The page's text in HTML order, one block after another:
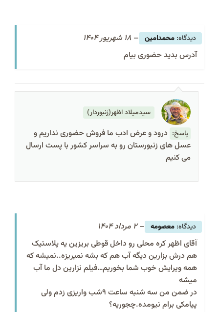
محمدامین – 18 شهریور 1404
آدرس بدید حضوری بیام
سیدمیلاد اظهر(زنبوردار)
پاسخ: درود و عرض ادب ما فروش حضوری نداریم و
عسل های زنبورستان رو به سراسر کشور با پست ارسال
می کنیم
معصومه – 2 مرداد 1404
آقای اظهر کره محلی رو داخل قوطی بریزین یه پلاستیک
هم درش بزارین دیگه آب هم که بشه نمیریزه..نمیشه که
همه ویرایش خوب شما بخوریم…فیلم نزارین دل ما آب
میشه
در ضمن من سه شنبه ساعت ۹شب واریزی زدم ولی
پیامکی برام نیومده.چجوریه؟